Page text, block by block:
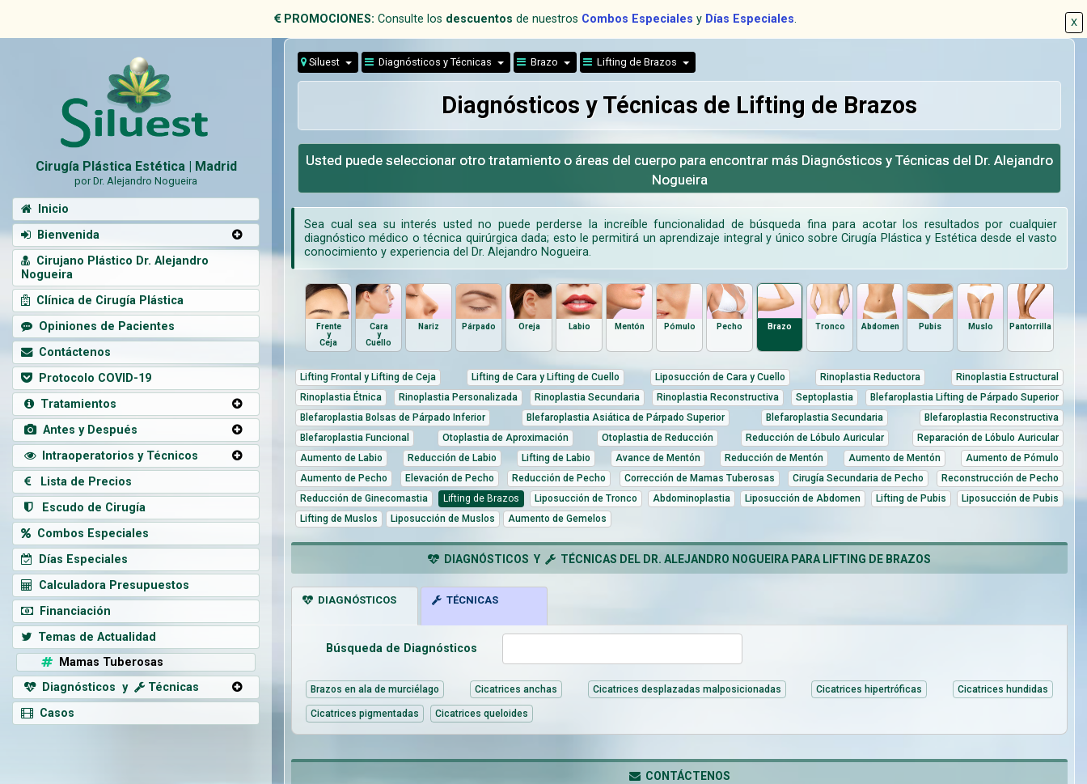
X
PROMOCIONES: Consulte los descuentos de nuestros Combos Especiales y Días Especiales.
Siluest Diagnósticos y Técnicas Brazo Lifting de Brazos
Diagnósticos y Técnicas de Lifting de Brazos
Usted puede seleccionar otro tratamiento o áreas del cuerpo para encontrar más Diagnósticos y Técnicas del Dr. Alejandro
Nogueira
Sea cual sea su interés usted no puede perderse la increíble funcionalidad de búsqueda fina para acotar los resultados por cualquier
diagnóstico médico o técnica quirúrgica dada; esto le permitirá un aprendizaje integral y único sobre Cirugía Plástica y Estética desde el vasto
conocimiento y experiencia del Dr. Alejandro Nogueira.
Frente
y
Ceja
Cara
y
Cuello
Nariz Párpado Oreja Labio Mentón Pómulo Pecho Brazo Tronco Abdomen Pubis Muslo Pantorrilla
Lifting Frontal y Lifting de Ceja Lifting de Cara y Lifting de Cuello Liposucción de Cara y Cuello Rinoplastia Reductora
Rinoplastia Estructural
Rinoplastia Étnica
Rinoplastia Personalizada Rinoplastia Secundaria Rinoplastia Reconstructiva Septoplastia
Blefaroplastia Lifting de Párpado Superior
Blefaroplastia Bolsas de Párpado Inferior
Blefaroplastia Asiática de Párpado Superior Blefaroplastia Secundaria
Blefaroplastia Reconstructiva
Blefaroplastia Funcional
Otoplastia de Aproximación Otoplastia de Reducción Reducción de Lóbulo Auricular
Reparación de Lóbulo Auricular
Aumento de Labio
Reducción de Labio Lifting de Labio Avance de Mentón Reducción de Mentón Aumento de Mentón
Aumento de Pómulo
Aumento de Pecho
Elevación de Pecho Reducción de Pecho Corrección de Mamas Tuberosas Cirugía Secundaria de Pecho
Reconstrucción de Pecho
Reducción de Ginecomastia
Lifting de Brazos Liposucción de Tronco Abdominoplastia Liposucción de Abdomen Lifting de Pubis
Liposucción de Pubis
Lifting de Muslos
Liposucción de Muslos Aumento de Gemelos
DIAGNÓSTICOS Y TÉCNICAS DEL DR. ALEJANDRO NOGUEIRA PARA LIFTING DE BRAZOS
DIAGNÓSTICOS TÉCNICAS
Búsqueda de Diagnósticos
Brazos en ala de murciélago Cicatrices anchas Cicatrices desplazadas malposicionadas Cicatrices hipertróficas Cicatrices hundidas
Cicatrices pigmentadas Cicatrices queloides
CONTÁCTENOS
Cirugía Plástica Estética | Madrid
por Dr. Alejandro Nogueira
Inicio
Bienvenida
Cirujano Plástico Dr. Alejandro
Nogueira
Clínica de Cirugía Plástica
Opiniones de Pacientes
Contáctenos
Protocolo COVID-19
Tratamientos
Antes y Después
Intraoperatorios y Técnicos
Lista de Precios
Escudo de Cirugía
Combos Especiales
Días Especiales
Calculadora Presupuestos
Financiación
Temas de Actualidad
Mamas Tuberosas
Diagnósticos y
Técnicas
Casos